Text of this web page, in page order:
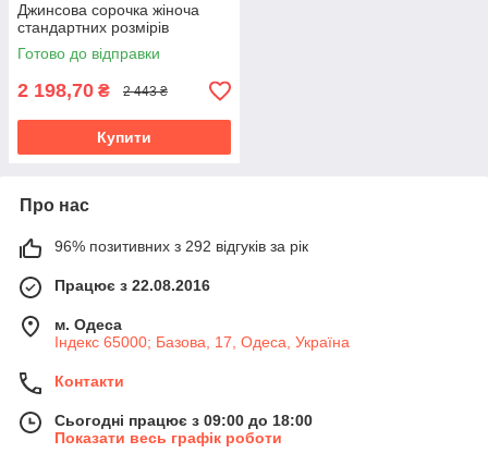
Джинсова сорочка жіноча
стандартних розмірів
Готово до відправки
2 198,70 ₴ 2 443 ₴
Купити
Про нас
96% позитивних з 292 відгуків за рік
Працює з 22.08.2016
м. Одеса
Індекс 65000; Базова, 17, Одеса, Україна
Контакти
Сьогодні працює з 09:00 до 18:00
Показати весь графік роботи